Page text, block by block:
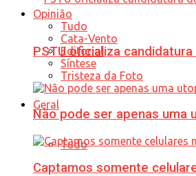
PSTU oficializa
Geral
Tudo
Opinião
Tudo
Cata-Vento
Editorial
Síntese
Tristeza da Foto
Não pode ser apenas uma
Captamos somente